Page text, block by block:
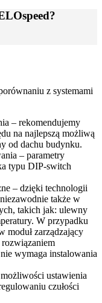
z systemami
– rekomendujemy
na najlepszą możliwą
od dachu budynku.
– parametry
typu DIP-switch
– dzięki technologii
także w
takich jak: ulewny
W przypadku
moduł zarządzający
wymaga instalowania
ustawienia
czułości